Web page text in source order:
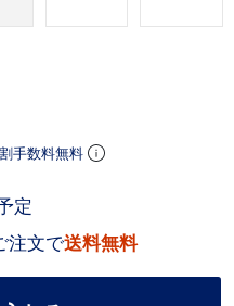
手数料無料
注文で送料無料
定